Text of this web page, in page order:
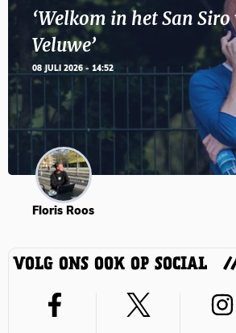
‘Welkom in het San Siro
Veluwe’
08 JULI 2026 - 14:52
Floris Roos
VOLG ONS OOK OP SOCIAL